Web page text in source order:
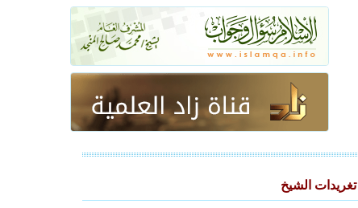
تغريدات الشيخ